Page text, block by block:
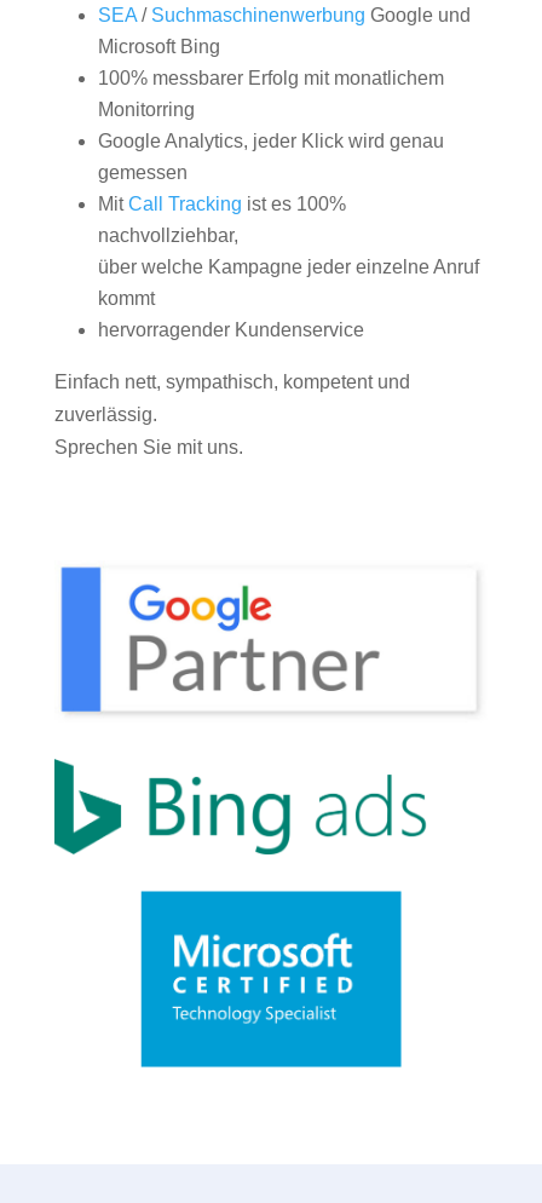
SEA/ Suchmaschinenwerbung Google und
Microsoft Bing
100% messbarer Erfolg mit monatlichem
Monitorring
Google Analytics, jeder Klick wird genau
gemessen
MitCall Tracking ist es 100%
nachvollziehbar,
über welche Kampagne jeder einzelne Anruf
kommt
hervorragender Kundenservice
Einfach nett, sympathisch, kompetent und
zuverlässig.
Sprechen Sie mit uns.